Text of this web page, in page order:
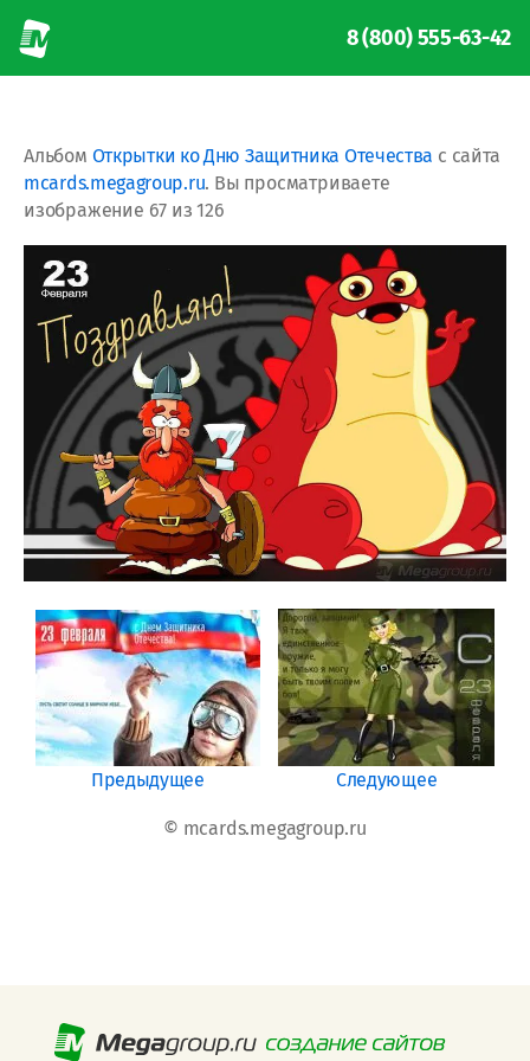
8 (800) 555-63-42
Альбом Открытки ко Дню Защитника Отечества с сайта
mcards.megagroup.ru. Вы просматриваете
изображение 67 из 126
Предыдущее Следующее
© mcards.megagroup.ru